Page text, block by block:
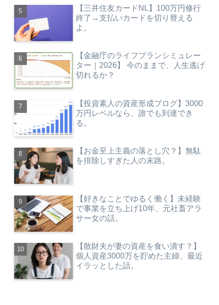
【三井住友カードNL】100万円修行
終了→支払いカードを切り替える
よ。
【金融庁のライフプランシミュレー
ター｜2026】 今のままで、人生逃げ
切れるか？
【投資素人の資産形成ブログ】3000
万円レベルなら、誰でも到達でき
る。
【お金至上主義の落とし穴？】無駄
を排除しすぎた人の末路。
【好きなことでゆるく働く】未経験
で事業を立ち上げ10年、元社畜アラ
サー女の話。
【散財夫が妻の資産を食い潰す？】
個人資産3000万を貯めた主婦、最近
イラッとした話。